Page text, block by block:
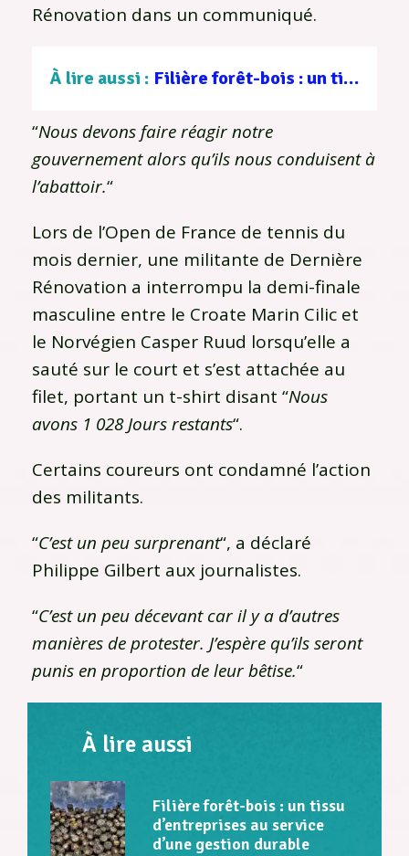
Rénovation dans un communiqué.
À lire aussi : Filière forêt-bois : un tissu d’entreprises au service d’une gestion durable
“Nous devons faire réagir notre
gouvernement alors qu’ils nous conduisent à
l’abattoir.“
Lors de l’Open de France de tennis du
mois dernier, une militante de Dernière
Rénovation a interrompu la demi-finale
masculine entre le Croate Marin Cilic et
le Norvégien Casper Ruud lorsqu’elle a
sauté sur le court et s’est attachée au
filet, portant un t-shirt disant “Nous
avons 1 028 Jours restants“.
Certains coureurs ont condamné l’action
des militants.
“C’est un peu surprenant“, a déclaré
Philippe Gilbert aux journalistes.
“C’est un peu décevant car il y a d’autres
manières de protester. J’espère qu’ils seront
punis en proportion de leur bêtise.“
À lire aussi
Filière forêt-bois : un tissu
d’entreprises au service
d’une gestion durable